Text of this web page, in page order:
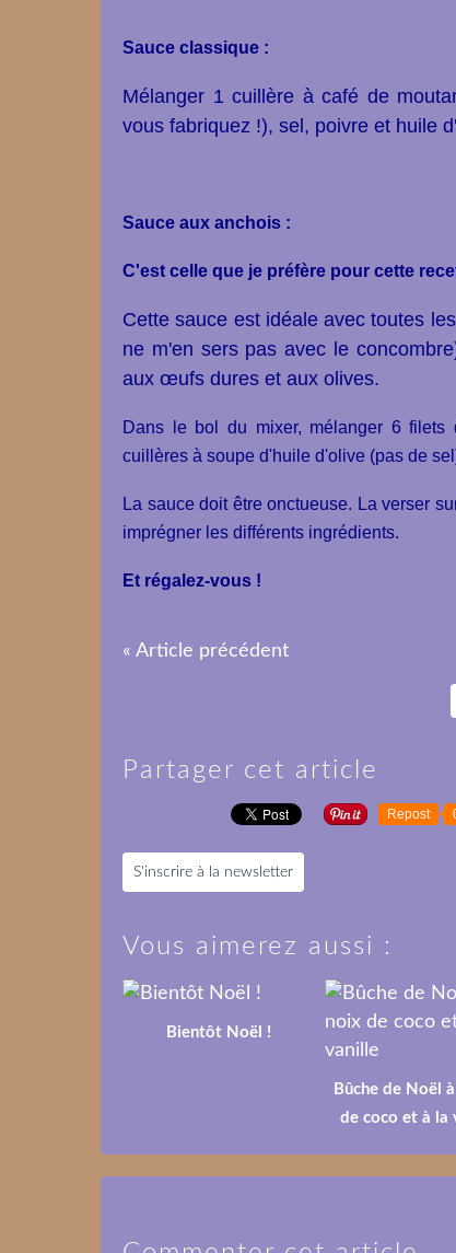
Sauce classique :
Mélanger 1 cuillère à café de
vous fabriquez !), sel, poivre et huile
Sauce aux anchois :
C'est celle que je préfère pour cette
Cette sauce est idéale avec toutes
ne m'en sers pas avec le
aux œufs dures et aux olives.
Dans le bol du mixer, mélanger 6
cuillères à soupe d'huile d'olive (pas de
La sauce doit être onctueuse. La verser
imprégner les différents ingrédients.
Et régalez-vous !
« Article précédent
Partager cet article
Repost
S'inscrire à la newsletter
Vous aimerez aussi :
Bientôt Noël !
Bûche de Noël
de coco et à la